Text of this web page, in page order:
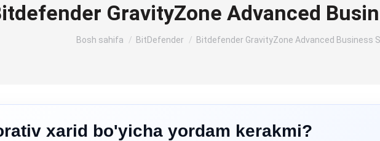
GravityZone Advanced
Siz shu yerdasiz:
Bosh sahifa BitDefender Bitdefender GravityZone Advanced Business
xarid bo'yicha yordam kerakmi?